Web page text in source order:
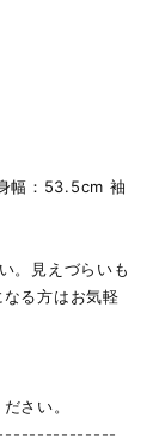
幅：53.5cm 袖
。見えづらいも
る方はお気軽
さい。